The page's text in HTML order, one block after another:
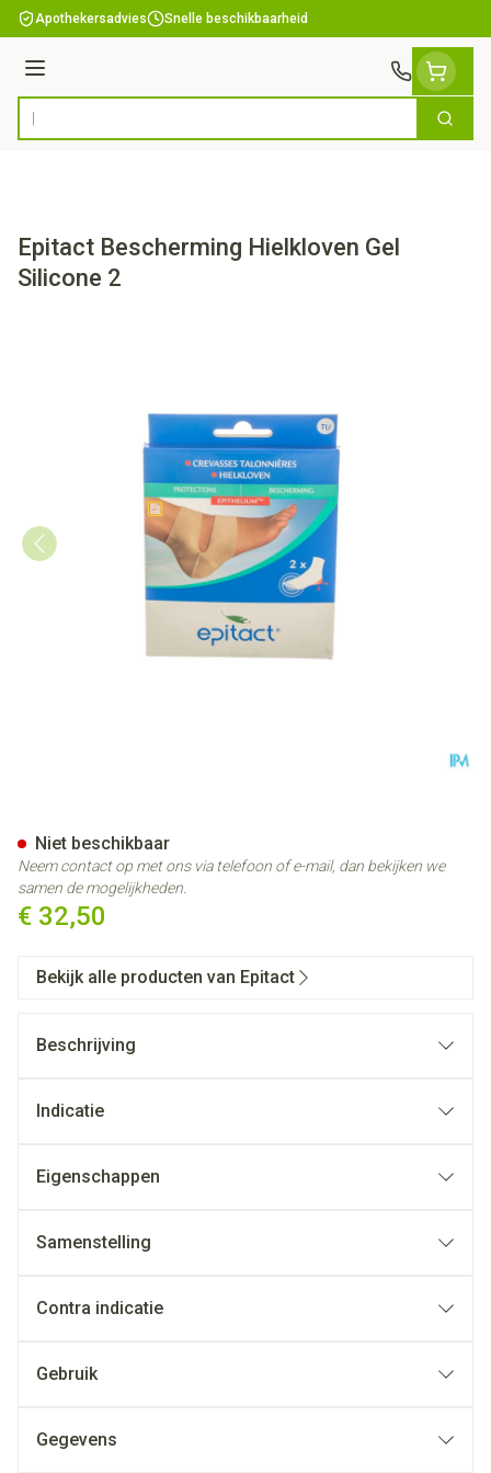
Ga naar de inhoud
Apothekersadvies Snelle beschikbaarheid
Menu
Product, merk, categorie... Zoek
Epitact Bescherming Hielkloven Gel
Silicone 2
€ 32,50
Niet beschikbaar
Neem contact op met ons via telefoon of e-mail, dan bekijken we
samen de mogelijkheden.
Bekijk alle producten van Epitact
Beschrijving
Indicatie
Eigenschappen
Samenstelling
Contra indicatie
Gebruik
Gegevens